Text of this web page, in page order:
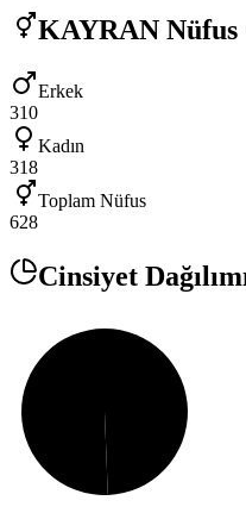
KAYRAN Nüfus
Erkek
310
Kadın
318
Toplam Nüfus
628
Cinsiyet